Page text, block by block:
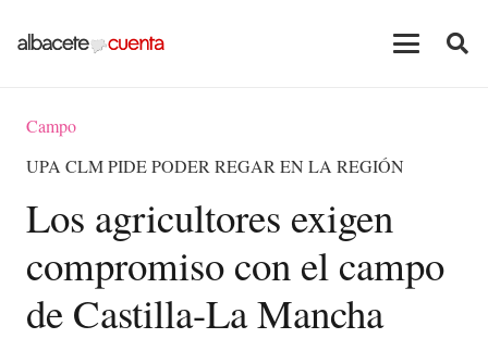
Campo
UPA CLM PIDE PODER REGAR EN LA REGIÓN
Los agricultores exigen
compromiso con el campo
de Castilla-La Mancha